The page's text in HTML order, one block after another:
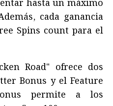
hasta un máximo
cada ganancia
Spins count para el
Road" ofrece dos
Bonus y el Feature
permite a los